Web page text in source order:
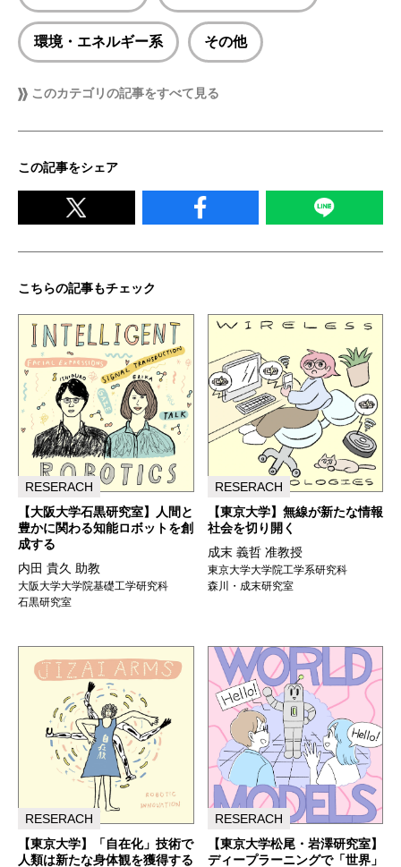
環境・エネルギー系 その他
このカテゴリの記事をすべて見る
この記事をシェア
こちらの記事もチェック
RESERACH
【大阪大学石黒研究室】人間と
豊かに関わる知能ロボットを創
成する
内田 貴久 助教
大阪大学大学院基礎工学研究科
石黒研究室
RESERACH
【東京大学】無線が新たな情報
社会を切り開く
成末 義哲 准教授
東京大学大学院工学系研究科
森川・成末研究室
RESERACH
【東京大学】「自在化」技術で
人類は新たな身体観を獲得する
RESERACH
【東京大学松尾・岩澤研究室】
ディープラーニングで「世界」